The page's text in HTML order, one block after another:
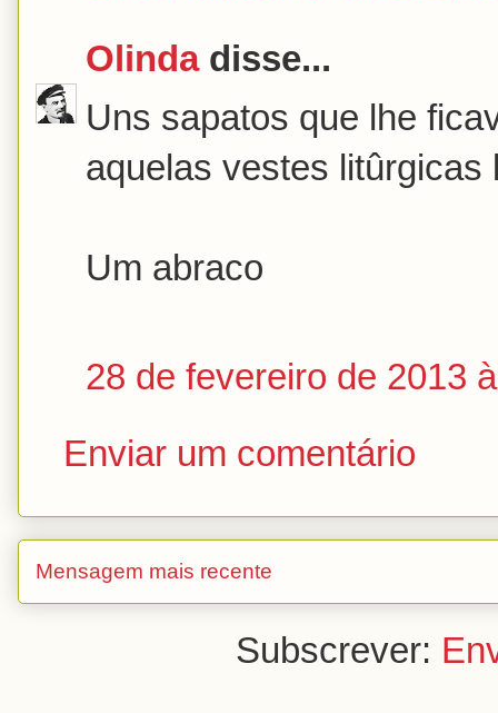
Olindadisse...
Uns sapatos que lhe
aquelas vestes litûrgicas
Um abraco
28 de fevereiro de 2013
Enviar um comentário
Mensagem mais recente
Subscrever: